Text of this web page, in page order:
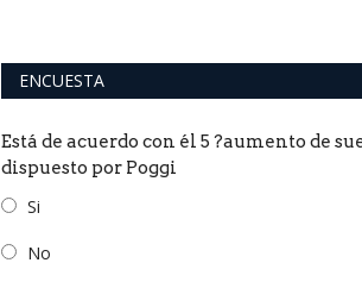
ENCUESTA
Está de acuerdo con él 5 ?aumento de
dispuesto por Poggi
Si
No